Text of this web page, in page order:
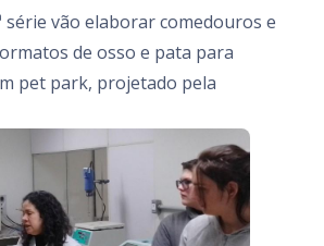
série vão elaborar comedouros e
de osso e pata para
pet park, projetado pela